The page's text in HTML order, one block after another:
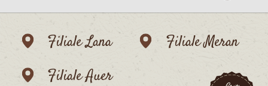
Filiale Lana
Filiale Meran
Filiale Auer